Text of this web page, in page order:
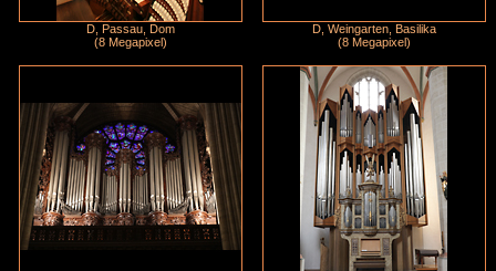
D, Passau, Dom
(8 Megapixel)
D, Weingarten, Basilika
(8 Megapixel)